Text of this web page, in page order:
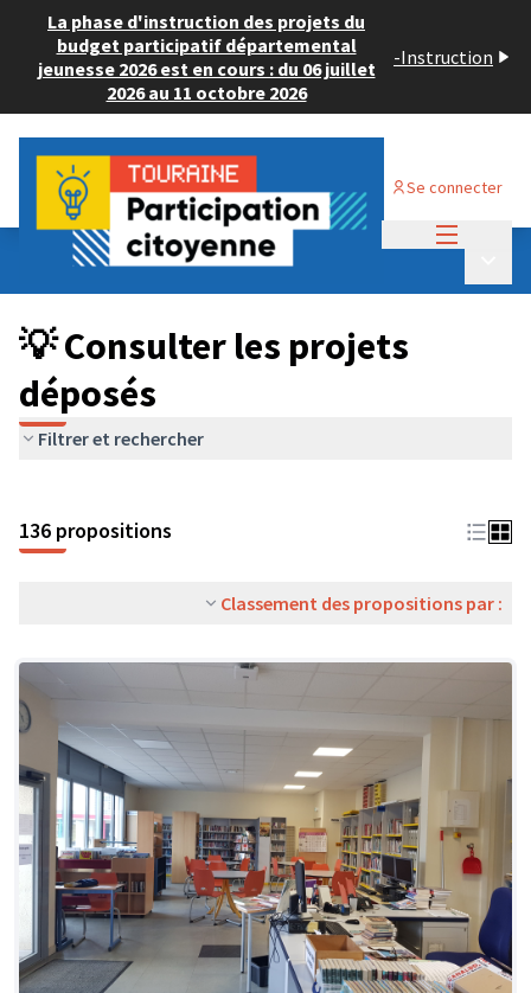
La phase d'instruction des projets du
budget participatif départemental
jeunesse 2026 est en cours : du 06 juillet
2026 au 11 octobre 2026
-Instruction
Se connecter
Budget Participatif JEUNESSE 2024
💡 Consulter les projets déposés
💡 Consulter les projets
déposés
Filtrer et rechercher
136 propositions
Classement des propositions par :